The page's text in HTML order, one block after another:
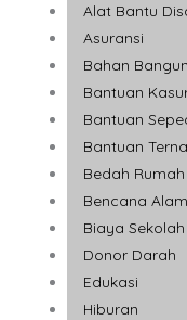
Alat Bantu
Asuransi
Bahan
Bantuan
Bantuan
Bantuan
Bedah Rumah
Bencana Alam
Biaya Sekolah
Donor Darah
Edukasi
Hiburan